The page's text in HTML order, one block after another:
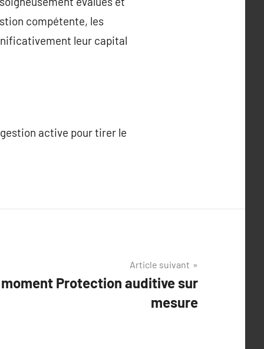
compétente, les
leur capital
active pour tirer le
Article suivant
Protection auditive sur
mesure